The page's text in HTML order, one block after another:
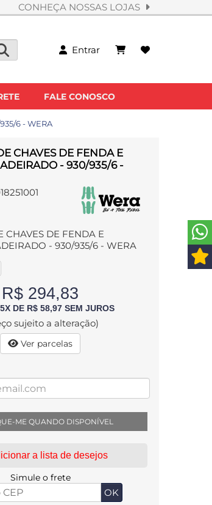
CONHEÇA NOSSAS LOJAS
Entrar
FALE CONOSCO
6 - WERA
CHAVES DE FENDA E
- 930/935/6 -
CHAVES DE FENDA E
- 930/935/6 - WERA
R$ 294,83
DE R$ 58,97 SEM JUROS
sujeito a alteração)
Ver parcelas
ME QUANDO DISPONÍVEL
Simule o frete